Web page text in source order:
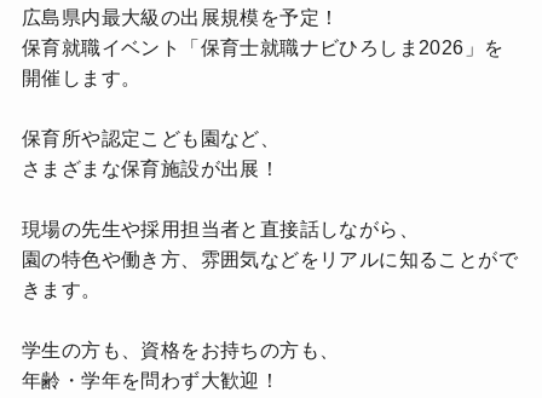
広島県内最大級の出展規模を予定！
保育就職イベント「保育士就職ナビひろしま2026」を
開催します。
保育所や認定こども園など、
さまざまな保育施設が出展！
現場の先生や採用担当者と直接話しながら、
園の特色や働き方、雰囲気などをリアルに知ることがで
きます。
学生の方も、資格をお持ちの方も、
年齢・学年を問わず大歓迎！